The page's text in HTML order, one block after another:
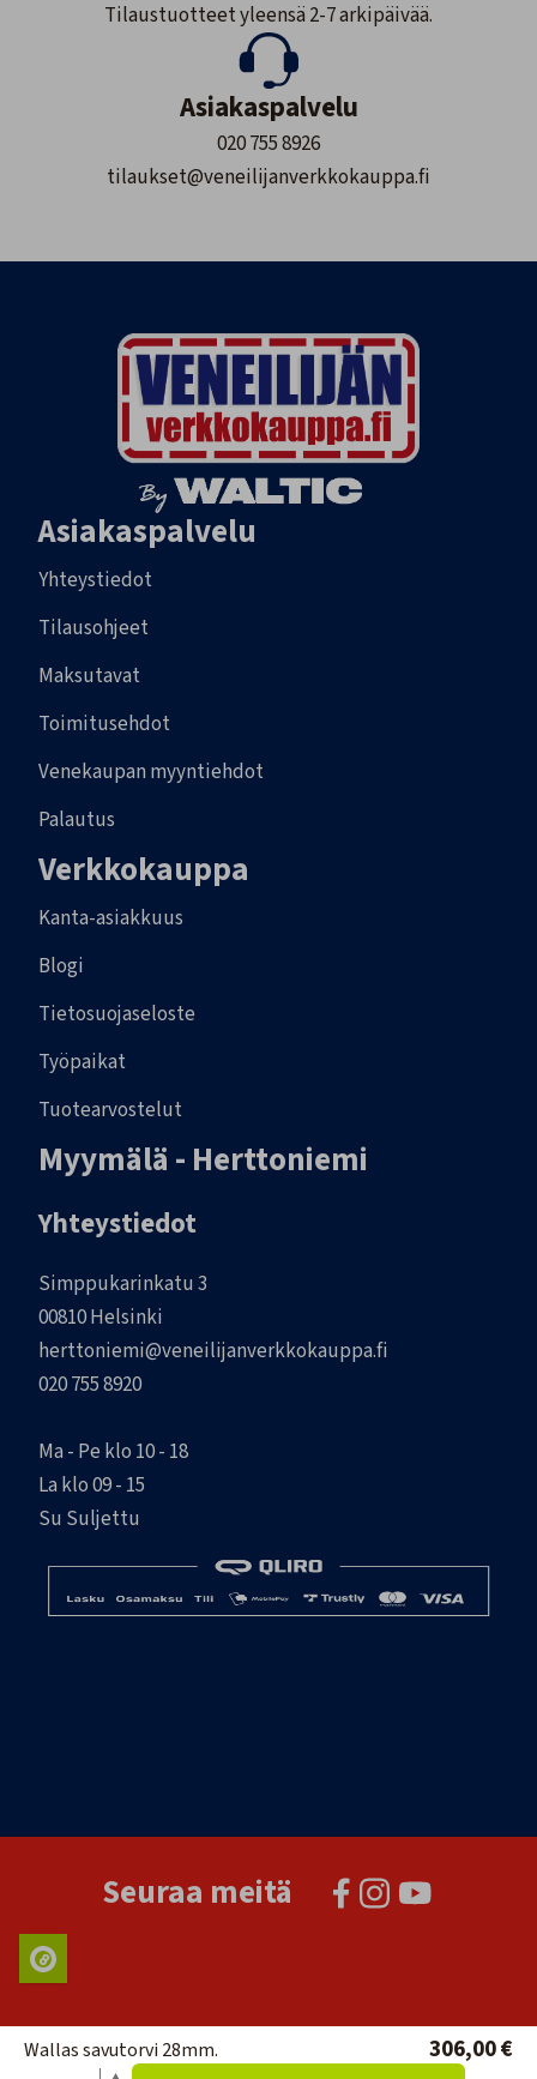
Wallas savutorvi 28mm. 306,00 €
Tilaustuotteet yleensä 2-7 arkipäivää.
Asiakaspalvelu
020 755 8926
tilaukset@veneilijanverkkokauppa.fi
Asiakaspalvelu
Yhteystiedot
Tilausohjeet
Maksutavat
Toimitusehdot
Venekaupan myyntiehdot
Palautus
Verkkokauppa
Kanta-asiakkuus
Blogi
Tietosuojaseloste
Työpaikat
Tuotearvostelut
Myymälä - Herttoniemi
Yhteystiedot
Simppukarinkatu 3
00810 Helsinki
herttoniemi@veneilijanverkkokauppa.fi
020 755 8920
Ma - Pe klo 10 - 18
La klo 09 - 15
Su Suljettu
Seuraa meitä